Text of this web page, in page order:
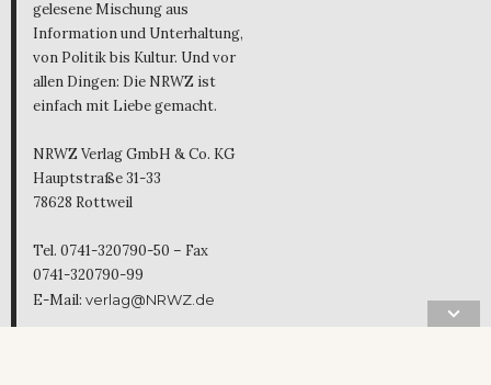
gelesene Mischung aus
Information und Unterhaltung,
von Politik bis Kultur. Und vor
allen Dingen: Die NRWZ ist
einfach mit Liebe gemacht.
NRWZ Verlag GmbH & Co. KG
Hauptstraße 31-33
78628 Rottweil
Tel. 0741-320790-50 – Fax
0741-320790-99
E-Mail: verlag@NRWZ.de